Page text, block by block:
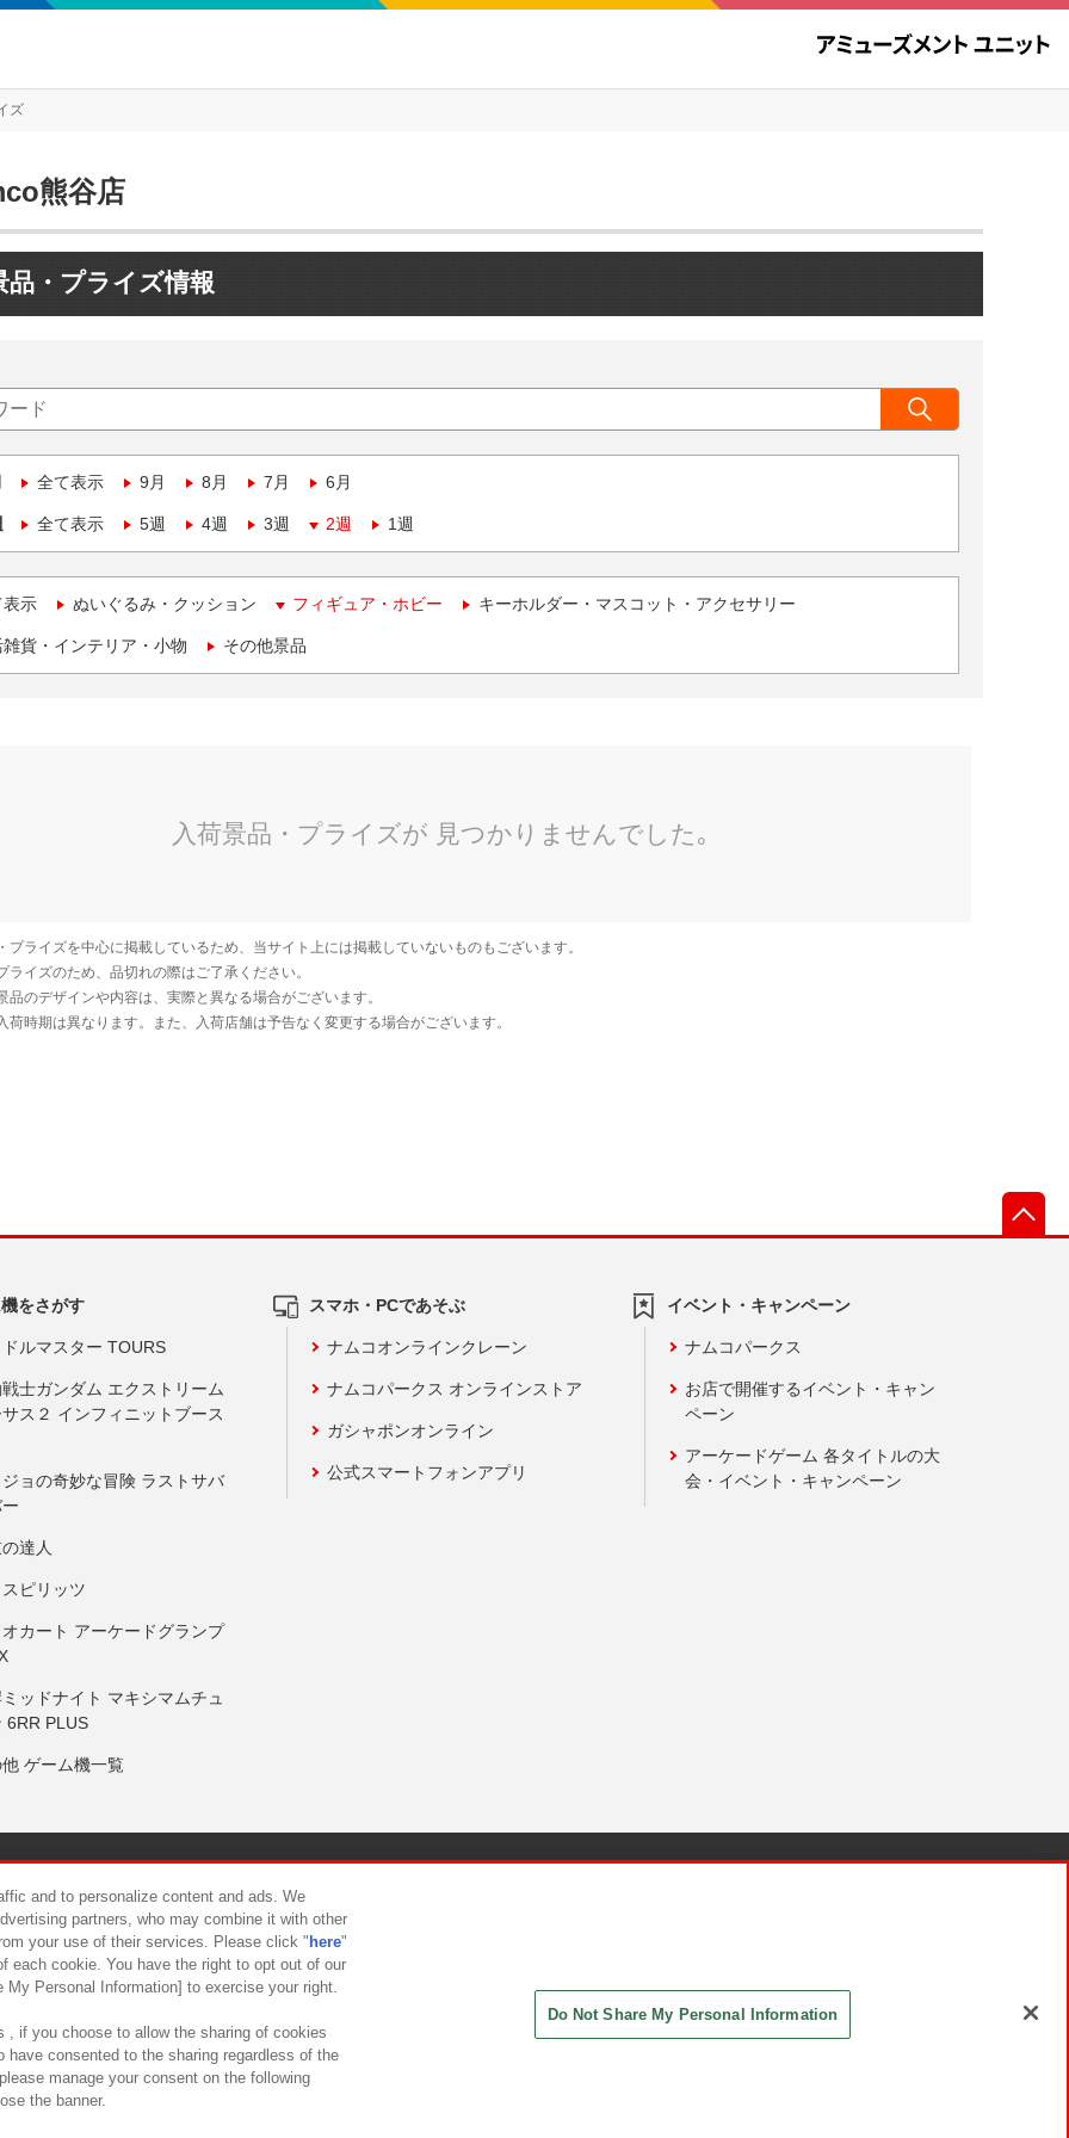
ズ
熊谷店
品・プライズ情報
全て表示 9月 8月 7月 6月
全て表示 5週 4週 3週 2週 1週
表示 ぬいぐるみ・クッション フィギュア・ホビー キーホルダー・マスコット・アクセサリー
貨・インテリア・小物 その他景品
をさがす
ルマスター TOURS
士ガンダム エクストリーム
ス２ インフィニットブース
ョの奇妙な冒険 ラストサバ
達人
ピリッツ
カート アーケードグランプ
ッドナイト マキシマムチュ
6RR PLUS
ゲーム機一覧
スマホ・PCであそぶ
ナムコオンラインクレーン
ナムコパークス オンラインストア
ガシャポンオンライン
公式スマートフォンアプリ
イベント・キャンペーン
ナムコパークス
お店で開催するイベント・キャン
ペーン
アーケードゲーム 各タイトルの大
会・イベント・キャンペーン
について カスタマーハラスメント対応方針
and to personalize content and ads. We
partners, who may combine it with other
your use of their services. Please click " here"
each cookie. You have the right to opt out of our
Personal Information] to exercise your right.
, if you choose to allow the sharing of cookies
have consented to the sharing regardless of the
manage your consent on the following
the banner.
Do Not Share My Personal Information